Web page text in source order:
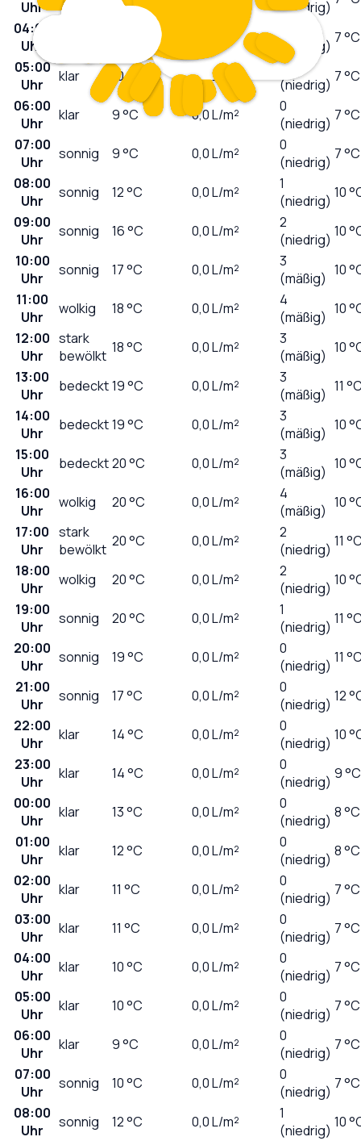
Uhr (niedrig)
04:00
Uhr
L/m²
(niedrig) 7 °C
05:00
Uhr
klar 10°C 0,0L/m²
0
(niedrig) 7 °C
06:00
Uhr
klar 9°C 0,0L/m²
0
(niedrig) 7 °C
07:00
Uhr
sonnig 9°C 0,0L/m²
0
(niedrig) 7 °C
08:00
Uhr
sonnig 12°C 0,0L/m²
1
(niedrig) 10
09:00
Uhr
sonnig 16°C 0,0L/m²
2
(niedrig) 10
10:00
Uhr
sonnig 17°C 0,0L/m²
3
(mäßig) 10
11:00
Uhr
wolkig 18°C 0,0L/m²
4
(mäßig) 10
12:00
Uhr
stark
bewölkt 18°C 0,0L/m²
3
(mäßig) 10
13:00
Uhr
bedeckt19°C 0,0L/m²
3
(mäßig) 11
14:00
Uhr
bedeckt19°C 0,0L/m²
3
(mäßig) 10
15:00
Uhr
bedeckt20°C 0,0L/m²
3
(mäßig) 10
16:00
Uhr
wolkig 20°C 0,0L/m²
4
(mäßig) 10
17:00
Uhr
stark
bewölkt 20°C 0,0L/m²
2
(niedrig) 11
18:00
Uhr
wolkig 20°C 0,0L/m²
2
(niedrig) 10
19:00
Uhr
sonnig 20°C 0,0L/m²
1
(niedrig) 11
20:00
Uhr
sonnig 19°C 0,0L/m²
0
(niedrig) 11
21:00
Uhr
sonnig 17°C 0,0L/m²
0
(niedrig) 12
22:00
Uhr
klar 14°C 0,0L/m²
0
(niedrig) 10
23:00
Uhr
klar 14°C 0,0L/m²
0
(niedrig) 9 °C
00:00
Uhr
klar 13°C 0,0L/m²
0
(niedrig) 8 °C
01:00
Uhr
klar 12°C 0,0L/m²
0
(niedrig) 8 °C
02:00
Uhr
klar 11 °C 0,0L/m²
0
(niedrig) 7 °C
03:00
Uhr
klar 11 °C 0,0L/m²
0
(niedrig) 7 °C
04:00
Uhr
klar 10°C 0,0L/m²
0
(niedrig) 7 °C
05:00
Uhr
klar 10°C 0,0L/m²
0
(niedrig) 7 °C
06:00
Uhr
klar 9°C 0,0L/m²
0
(niedrig) 7 °C
07:00
Uhr
sonnig 10°C 0,0L/m²
0
(niedrig) 7 °C
08:00
Uhr
sonnig 12°C 0,0L/m²
1
(niedrig) 10